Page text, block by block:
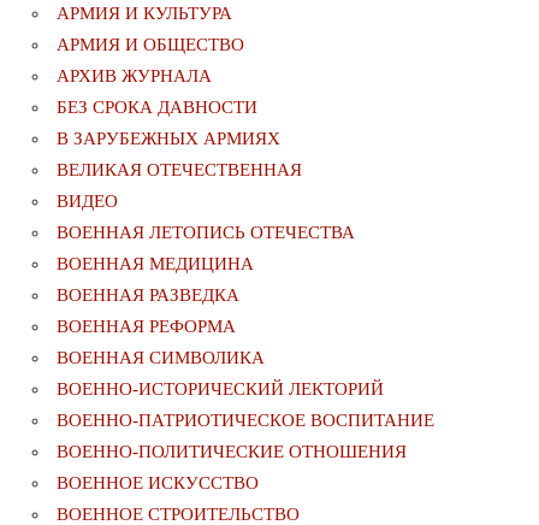
АРМИЯ И КУЛЬТУРА
АРМИЯ И ОБЩЕСТВО
АРХИВ ЖУРНАЛА
БЕЗ СРОКА ДАВНОСТИ
В ЗАРУБЕЖНЫХ АРМИЯХ
ВЕЛИКАЯ ОТЕЧЕСТВЕННАЯ
ВИДЕО
ВОЕННАЯ ЛЕТОПИСЬ ОТЕЧЕСТВА
ВОЕННАЯ МЕДИЦИНА
ВОЕННАЯ РАЗВЕДКА
ВОЕННАЯ РЕФОРМА
ВОЕННАЯ СИМВОЛИКА
ВОЕННО-ИСТОРИЧЕСКИЙ ЛЕКТОРИЙ
ВОЕННО-ПАТРИОТИЧЕСКОЕ ВОСПИТАНИЕ
ВОЕННО-ПОЛИТИЧЕСКИE ОТНОШЕНИЯ
ВОЕННОЕ ИСКУССТВО
ВОЕННОЕ СТРОИТЕЛЬСТВО